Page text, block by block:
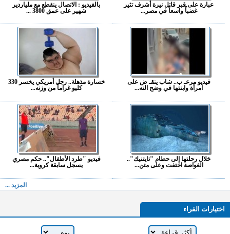
عبارة على قبر قاتل نيرة أشرف تثير
غضباً واسعاً في مصر...
بالفيديو : الاتصال ينقطع مع ملياردير
شهير على عمق 3800 ...
فيديو مرعـ ب.. شاب ينقـ ض على
امرأة وابنتها في وضح النه...
خسارة مذهلة.. رجل أمريكي يخسر 330
كليو غراماً من وزنه...
خلال رحلتها إلى حطام "تايتنيك"..
الغواصة اختفت وعلى متن...
فيديو "طرد الأطفال".. حكم مصري
يسجل سابقة كروية...
المزيد ...
اختيارات القراء